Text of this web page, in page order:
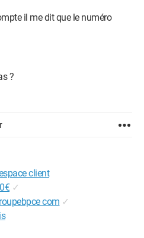
il me dit que le numéro
?
client
✓
com ✓